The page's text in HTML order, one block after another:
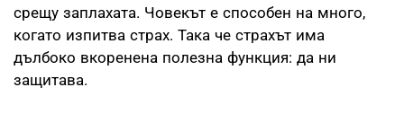
срещу заплахата. Човекът е способен на много,
когато изпитва страх. Така че страхът има
дълбоко вкоренена полезна функция: да ни
защитава.